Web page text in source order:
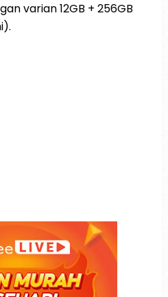
varian 12GB + 256GB